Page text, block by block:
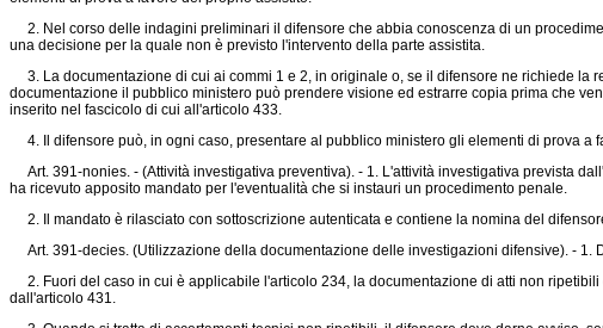
2. Nel corso delle indagini preliminari il difensore che abbia conoscenza di un
una decisione per la quale non è previsto l'intervento della parte assistita.
3. La documentazione di cui ai commi 1 e 2, in originale o, se il difensore ne richiede la
documentazione il pubblico ministero può prendere visione ed estrarre copia prima che
inserito nel fascicolo di cui all'articolo 433.
4. Il difensore può, in ogni caso, presentare al pubblico ministero gli elementi di prova a
Art. 391-nonies. - (Attività investigativa preventiva). - 1. L'attività investigativa prevista
ha ricevuto apposito mandato per l'eventualità che si instauri un procedimento penale.
2. Il mandato è rilasciato con sottoscrizione autenticata e contiene la nomina del
Art. 391-decies. (Utilizzazione della documentazione delle investigazioni difensive). -
2. Fuori del caso in cui è applicabile l'articolo 234, la documentazione di atti non
dall'articolo 431.